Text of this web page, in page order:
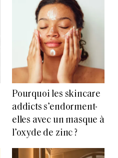
Pourquoi les skincare
addicts s’endorment-
elles avec un masque à
l’oxyde de zinc ?